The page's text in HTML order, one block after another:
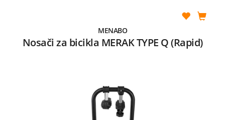
MENABO
Nosači za bicikla MERAK TYPE Q (Rapid)